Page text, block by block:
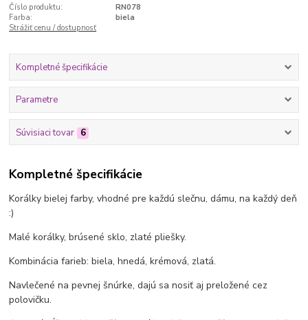
Číslo produktu:
RN078
Farba:
biela
Strážiť cenu / dostupnosť
Kompletné špecifikácie
Parametre
Súvisiaci tovar 6
Kompletné špecifikácie
Korálky bielej farby, vhodné pre každú slečnu, dámu, na každý deň
:)
Malé korálky, brúsené sklo, zlaté pliešky.
Kombinácia farieb: biela, hnedá, krémová, zlatá.
Navlečené na pevnej šnúrke, dajú sa nosiť aj preložené cez
polovičku.